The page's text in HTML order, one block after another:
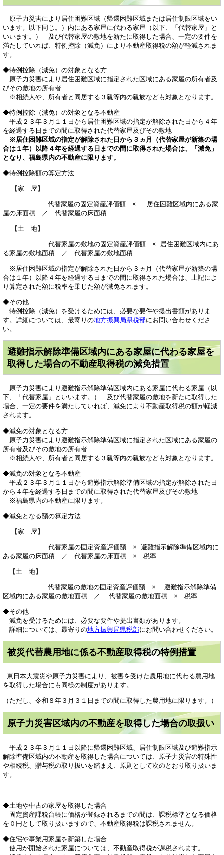
原子力災害により居住困難区域（帰還困難区域または居住制限区域をい
います。以下同じ。）内にある家屋に代わる家屋（以下、「代替家屋」と
いいます。） 及び代替家屋の敷地を新たに取得した場合、一定の要件を
満たしていれば、特例控除（減免）により不動産取得税の額が軽減されま
す。
◆特例控除（減免）の対象となる方
原子力災害により居住困難区域に指定された区域にある家屋の所有者及
びその敷地の所有者
※相続人や、所有者と同居する３親等内の親族なども対象となります。
◆特例控除（減免）の対象となる不動産
平成２３年３月１１日から居住困難区域の指定が解除された日から４年
を経過する日までの間に取得された代替家屋及びその敷地
※居住困難区域の指定が解除された日から３ヵ月（代替家屋が新築の場
合は１年）以降４年を経過する日までの間に取得された場合は、「減免」
となり、福島県内の不動産に限ります。
◆特例控除額の算定方法
【家 屋】
代替家屋の固定資産評価額 × 居住困難区域内にある家
屋の床面積 ／ 代替家屋の床面積
【土 地】
代替家屋の敷地の固定資産評価額 × 居住困難区域内にあ
る家屋の敷地面積 ／ 代替家屋の敷地面積
※居住困難区域の指定が解除された日から３ヵ月（代替家屋が新築の場
合は１年）以降４年を経過する日までの間に取得された場合は、上記によ
り算定された額に税率を乗じた額が減免されます。
◆その他
特例控除（減免）を受けるためには、必要な要件や提出書類がありま
す。詳細については、最寄りの地方振興局県税部にお問い合わせくださ
い。
避難指示解除準備区域内にある家屋に代わる家屋を
取得した場合の不動産取得税の減免措置
原子力災害により避難指示解除準備区域内にある家屋に代わる家屋（以
下、「代替家屋」といいます。） 及び代替家屋の敷地を新たに取得した
場合、一定の要件を満たしていれば、減免により不動産取得税の額が軽減
されます。
◆減免の対象となる方
原子力災害により避難指示解除準備区域に指定された区域にある家屋の
所有者及びその敷地の所有者
※相続人や、所有者と同居する３親等内の親族なども対象となります。
◆減免の対象となる不動産
平成２３年３月１１日から避難指示解除準備区域の指定が解除された日
から４年を経過する日までの間に取得された代替家屋及びその敷地
※福島県内の不動産に限ります。
◆減免となる額の算定方法
【家 屋】
代替家屋の固定資産評価額 × 避難指示解除準備区域内に
ある家屋の床面積 ／ 代替家屋の床面積 × 税率
【土 地】
代替家屋の敷地の固定資産評価額 × 避難指示解除準備
区域内にある家屋の敷地面積 ／ 代替家屋の敷地面積 × 税率
◆その他
減免を受けるためには、必要な要件や提出書類があります。
詳細については、最寄りの地方振興局県税部にお問い合わせください。
被災代替農用地に係る不動産取得税の特例措置
東日本大震災や原子力災害により、被害を受けた農用地に代わる農用地
を取得した場合にも同様の制度があります。
（ただし、令和８年３月３１日までの間に取得した農用地に限ります。）
原子力災害区域内の不動産を取得した場合の取扱い
平成２３年３月１１日以降に帰還困難区域、居住制限区域及び避難指示
解除準備区域内の不動産を取得した場合については、原子力災害の特殊性
や相続税、贈与税の取り扱いを踏まえ、原則として次のとおり取り扱いま
す。
◆土地や中古の家屋を取得した場合
固定資産課税台帳に価格が登録されるまでの間は、課税標準となる価格
を０円として取り扱いますので、不動産取得税は課税されません。
◆住宅や事業用家屋を新築した場合
使用が開始された家屋については、不動産取得税が課税されます。